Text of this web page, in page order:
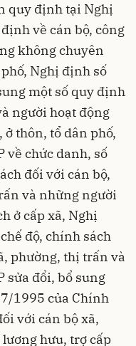
quy định tại Nghị
về cán bộ, công
không chuyên
Nghị định số
một số quy định
người hoạt động
thôn, tổ dân phố,
chức danh, số
đối với cán bộ,
và những người
ở cấp xã, Nghị
độ, chính sách
phường, thị trấn và
sửa đổi, bổ sung
1995 của Chính
với cán bộ xã,
hưu, trợ cấp